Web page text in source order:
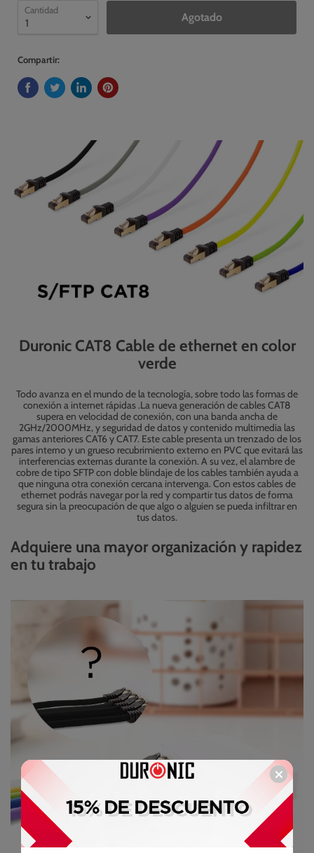
Cantidad
Agotado
Compartir:
Duronic CAT8 Cable de ethernet en color
verde
Todo avanza en el mundo de la tecnología, sobre todo las formas de
conexión a internet rápidas .La nueva generación de cables CAT8
supera en velocidad de conexión, con una banda ancha de
2GHz/2000MHz, y seguridad de datos y contenido multimedia las
gamas anteriores CAT6 y CAT7. Este cable presenta un trenzado de los
pares interno y un grueso recubrimiento externo en PVC que evitará las
interferencias externas durante la conexión. A su vez, el alambre de
cobre de tipo SFTP con doble blindaje de los cables también ayuda a
que ninguna otra conexión cercana intervenga. Con estos cables de
ethernet podrás navegar por la red y compartir tus datos de forma
segura sin la preocupación de que algo o alguien se pueda infiltrar en
tus datos.
Adquiere una mayor organización y rapidez
en tu trabajo